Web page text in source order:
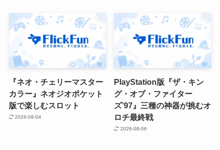
『ネオ・チェリーマスター
カラー』ネオジオポケット
版で楽しむスロット
2026-08-04
PlayStation版『ザ・キン
グ・オブ・ファイター
ズ’97』三種の神器が挑むオ
ロチ最終戦
2026-08-06